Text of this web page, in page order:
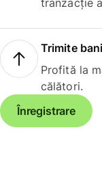
tranzacție
Trimite
Profită la
călători.
Înregistrare